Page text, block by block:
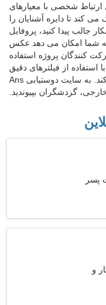
شخصی با معیارهای
کند تا دایره آشنایان را
پیدا کنید، پروفایل
به شما امکان می دهد عکس
کنندگان پروژه استفاده
استفاده از فیلترهای دقیق
و فن آوری های جستجوی تخصصی کمک می کند. به سایت دوستیابی Ans
گردشگران بپیوندید.
پسر
و